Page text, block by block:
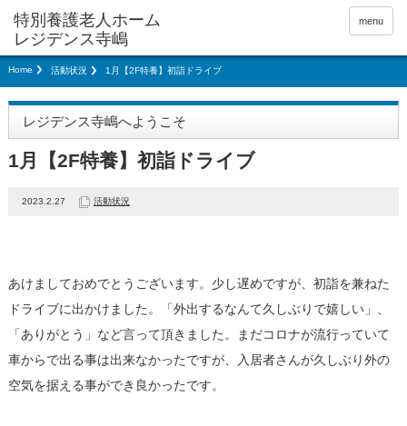
menu
Home 活動状況 1月【2F特養】初詣ドライブ
レジデンス寺嶋へようこそ
1月【2F特養】初詣ドライブ
2023.2.27 活動状況
あけましておめでとうございます。少し遅めですが、初詣を兼ねた
ドライブに出かけました。「外出するなんて久しぶりで嬉しい」、
「ありがとう」など言って頂きました。まだコロナが流行っていて
車からで出る事は出来なかったですが、入居者さんが久しぶり外の
空気を据える事ができ良かったです。